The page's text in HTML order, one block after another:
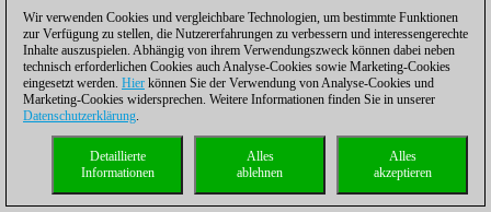
Wir verwenden Cookies und vergleichbare Technologien, um bestimmte Funktionen
zur Verfügung zu stellen, die Nutzererfahrungen zu verbessern und interessengerechte
Inhalte auszuspielen. Abhängig von ihrem Verwendungszweck können dabei neben
technisch erforderlichen Cookies auch Analyse-Cookies sowie Marketing-Cookies
eingesetzt werden. Hier können Sie der Verwendung von Analyse-Cookies und
Marketing-Cookies widersprechen. Weitere Informationen finden Sie in unserer
Datenschutzerklärung.
Alles
akzeptieren
Alles
ablehnen
Detaillierte
Informationen